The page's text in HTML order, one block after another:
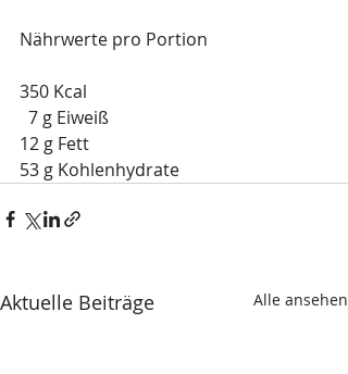
Nährwerte pro Portion
350 Kcal
  7 g Eiweiß
12 g Fett
53 g Kohlenhydrate
Aktuelle Beiträge Alle ansehen